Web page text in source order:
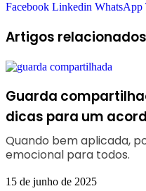
Facebook Linkedin WhatsApp
Artigos relacionados
Guarda
dicas para um
Quando bem aplicada,
emocional para todos.
15 de junho de 2025